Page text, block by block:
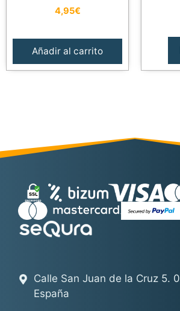
4,95€
Añadir al carrito
Calle San Juan de la Cruz 5.
España